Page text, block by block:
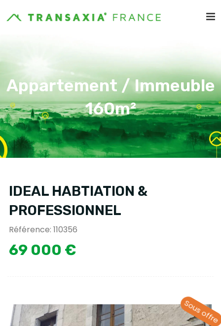
Appartement / Immeuble
160m²
IDEAL HABTIATION &
PROFESSIONNEL
Référence: 110356
69 000 €
Sous offre